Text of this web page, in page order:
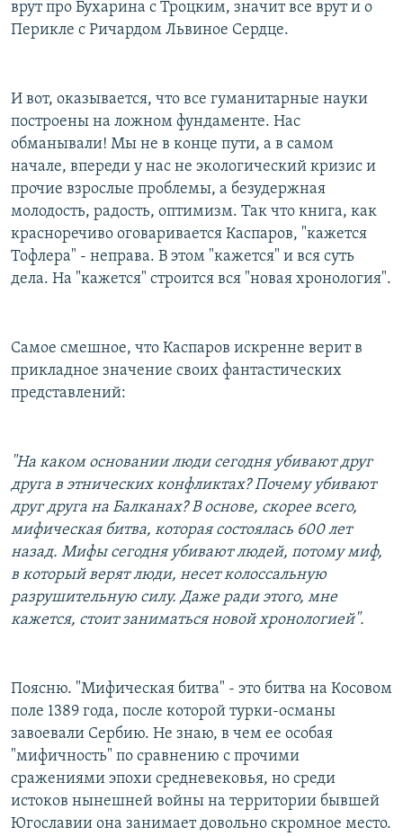
врут про Бухарина с Троцким, значит все врут и о
Перикле с Ричардом Львиное Сердце.
И вот, оказывается, что все гуманитарные науки
построены на ложном фундаменте. Нас
обманывали! Мы не в конце пути, а в самом
начале, впереди у нас не экологический кризис и
прочие взрослые проблемы, а безудержная
молодость, радость, оптимизм. Так что книга, как
красноречиво оговаривается Каспаров, "кажется
Тофлера" - неправа. В этом "кажется" и вся суть
дела. На "кажется" строится вся "новая хронология".
Самое смешное, что Каспаров искренне верит в
прикладное значение своих фантастических
представлений:
"На каком основании люди сегодня убивают друг
друга в этнических конфликтах? Почему убивают
друг друга на Балканах? В основе, скорее всего,
мифическая битва, которая состоялась 600 лет
назад. Мифы сегодня убивают людей, потому миф,
в который верят люди, несет колоссальную
разрушительную силу. Даже ради этого, мне
кажется, стоит заниматься новой хронологией".
Поясню. "Мифическая битва" - это битва на Косовом
поле 1389 года, после которой турки-османы
завоевали Сербию. Не знаю, в чем ее особая
"мифичность" по сравнению с прочими
сражениями эпохи средневековья, но среди
истоков нынешней войны на территории бывшей
Югославии она занимает довольно скромное место.